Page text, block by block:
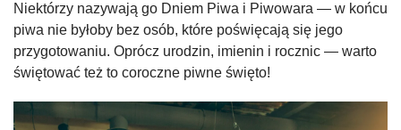
Niektórzy nazywają go Dniem Piwa i Piwowara — w końcu
piwa nie byłoby bez osób, które poświęcają się jego
przygotowaniu. Oprócz urodzin, imienin i rocznic — warto
świętować też to coroczne piwne święto!